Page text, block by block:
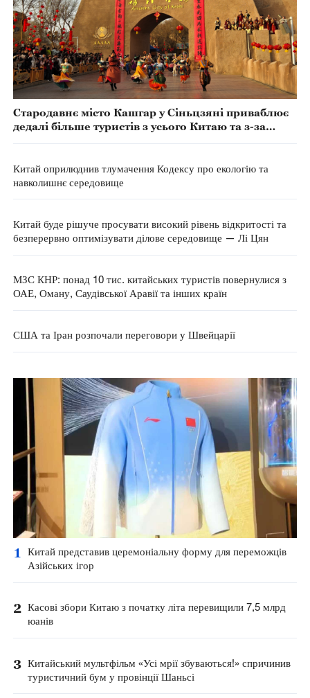
Стародавнє місто Кашгар у Сіньцзяні приваблює
дедалі більше туристів з усього Китаю та з-за
Китай оприлюднив тлумачення Кодексу про екологію та
навколишнє середовище
Китай буде рішуче просувати високий рівень відкритості та
безперервно оптимізувати ділове середовище — Лі Цян
МЗС КНР: понад 10 тис. китайських туристів повернулися з
ОАЕ, Оману, Саудівської Аравії та інших країн
США та Іран розпочали переговори у Швейцарії
1
Китай представив церемоніальну форму для переможців
Азійських ігор
2 Касові збори Китаю з початку літа перевищили 7,5 млрд
юанів
3 Китайський мультфільм «Усі мрії збуваються!» спричинив
туристичний бум у провінції Шаньсі